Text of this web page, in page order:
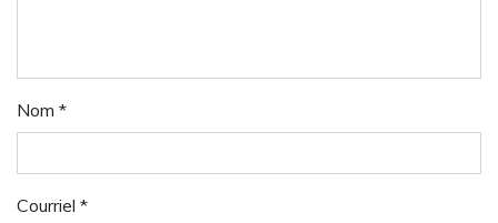
Nom *
Courriel *